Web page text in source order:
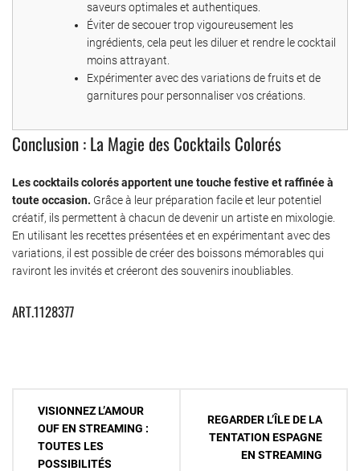
saveurs optimales et authentiques.
Éviter de secouer trop vigoureusement les
ingrédients, cela peut les diluer et rendre le cocktail
moins attrayant.
Expérimenter avec des variations de fruits et de
garnitures pour personnaliser vos créations.
Conclusion : La Magie des Cocktails Colorés
Les cocktails colorés apportent une touche festive et raffinée à
toute occasion. Grâce à leur préparation facile et leur potentiel
créatif, ils permettent à chacun de devenir un artiste en mixologie.
En utilisant les recettes présentées et en expérimentant avec des
variations, il est possible de créer des boissons mémorables qui
raviront les invités et créeront des souvenirs inoubliables.
ART.1128377
Navigation
l’article
VISIONNEZ L’AMOUR
OUF EN STREAMING :
TOUTES LES
POSSIBILITÉS
REGARDER L’ÎLE DE LA
TENTATION ESPAGNE
EN STREAMING